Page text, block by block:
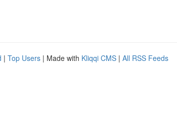
| Top Users | Made with Kliqqi CMS | All RSS Feeds